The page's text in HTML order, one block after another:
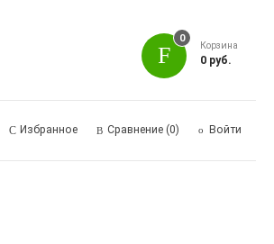
0
Корзина
0 руб.
Избранное Сравнение (0) Войти